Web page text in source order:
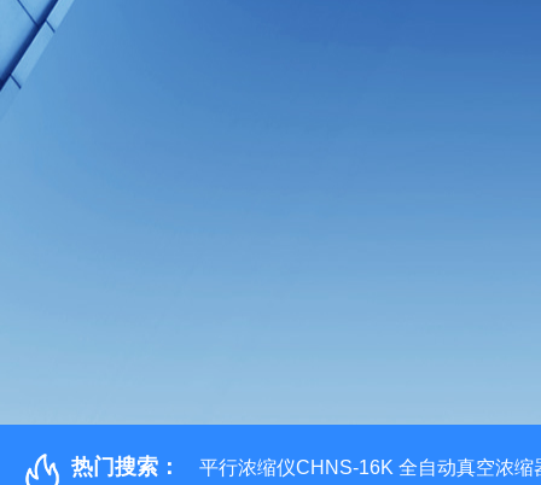
热门搜索： 平行浓缩仪CHNS-16K 全自动真空浓缩